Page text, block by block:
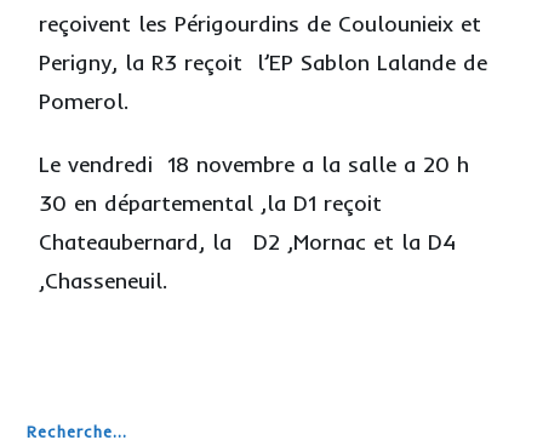
reçoivent les Périgourdins de Coulounieix et
Perigny, la R3 reçoit l’EP Sablon Lalande de
Pomerol.
Le vendredi 18 novembre a la salle a 20 h
30 en départemental ,la D1 reçoit
Chateaubernard, la D2 ,Mornac et la D4
,Chasseneuil.
Recherche...